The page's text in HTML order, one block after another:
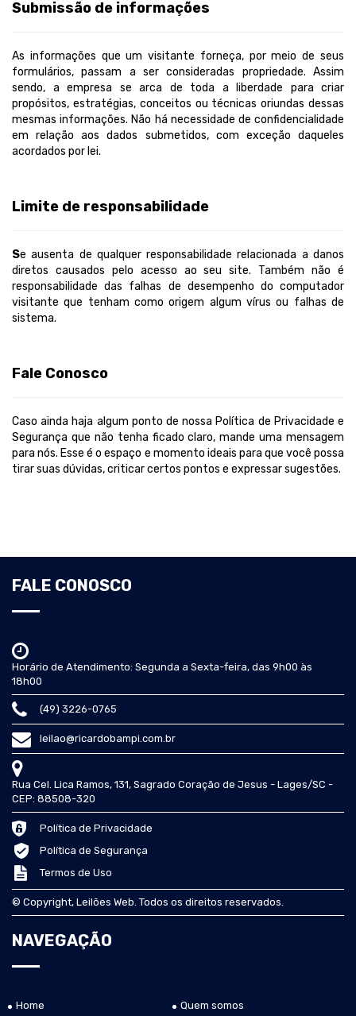
Submissão de informações
As informações que um visitante forneça, por meio de seus
formulários, passam a ser consideradas propriedade. Assim
sendo, a empresa se arca de toda a liberdade para criar
propósitos, estratégias, conceitos ou técnicas oriundas dessas
mesmas informações. Não há necessidade de confidencialidade
em relação aos dados submetidos, com exceção daqueles
acordados por lei.
Limite de responsabilidade
Se ausenta de qualquer responsabilidade relacionada a danos
diretos causados pelo acesso ao seu site. Também não é
responsabilidade das falhas de desempenho do computador
visitante que tenham como origem algum vírus ou falhas de
sistema.
Fale Conosco
Caso ainda haja algum ponto de nossa Política de Privacidade e
Segurança que não tenha ficado claro, mande uma mensagem
para nós. Esse é o espaço e momento ideais para que você possa
tirar suas dúvidas, criticar certos pontos e expressar sugestões.
FALE CONOSCO
Horário de Atendimento: Segunda a Sexta-feira, das 9h00 às
18h00
(49) 3226-0765
leilao@ricardobampi.com.br
Rua Cel. Lica Ramos, 131, Sagrado Coração de Jesus - Lages/SC -
CEP: 88508-320
Política de Privacidade
Política de Segurança
Termos de Uso
© Copyright, Leilões Web. Todos os direitos reservados.
NAVEGAÇÃO
Home Quem somos